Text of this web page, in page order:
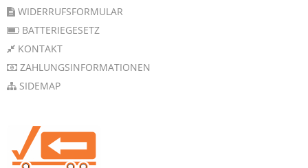
WIDERRUFSFORMULAR
BATTERIEGESETZ
KONTAKT
ZAHLUNGSINFORMATIONEN
SIDEMAP